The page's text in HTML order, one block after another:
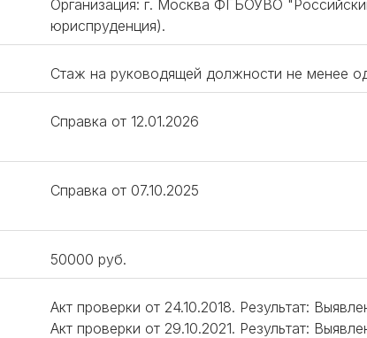
Организация: г. Москва ФГБОУВО
юриспруденция).
Стаж на руководящей должности не менее
Справка от 12.01.2026
Справка от 07.10.2025
50000 руб.
Акт проверки от 24.10.2018. Результат:
Акт проверки от 29.10.2021. Результат: